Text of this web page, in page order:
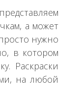
а может
нужно
в котором
Раскраски
на любой